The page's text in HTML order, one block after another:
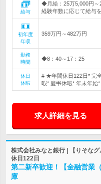
給与
◆月給：25万5,000円～
経験年数に応じて給与
初年度
年収
359万円～482万円
勤務
時間
◆8：40～17：25
休日
休暇
# ★年間休日122日* 完
暇* 慶弔休暇* 年末年始*
求人詳細を見る
株式会社みなと銀行 | 【りそな
休日122日
第二新卒歓迎！【金融営業
庫